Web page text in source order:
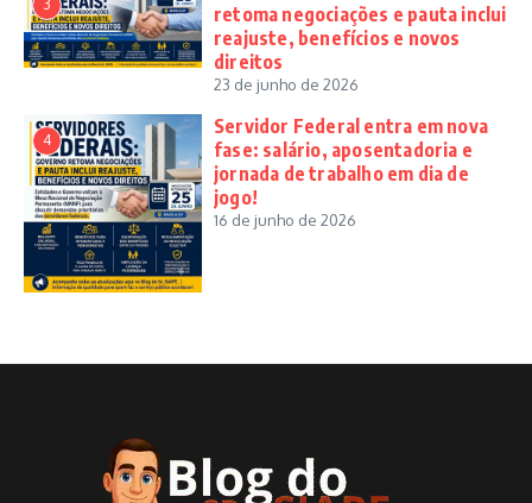
3
retoma negociações e pauta inclui
reajuste, benefícios e novos
direitos
23 de junho de 2026
4
Servidor Federal entra em nova
fase: salário, aposentadoria e
jornada de trabalho em dia de
jogo!
16 de junho de 2026